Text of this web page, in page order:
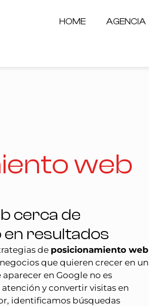
HOME AGENCIA
web
cerca de
en resultados
de posicionamiento web
que quieren crecer en un
en Google no es
y convertir visitas en
identificamos búsquedas